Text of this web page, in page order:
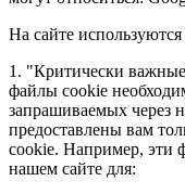
На сайте
1. "Критически
файлы cookie
запрашиваемых через
предоставлены вам
cookie. Например, эти
нашем сайте для: